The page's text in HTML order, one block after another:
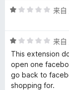
/评
/
5
来自
评
分
1
/
5
来自
This extension
open one
go back to
shopping for.